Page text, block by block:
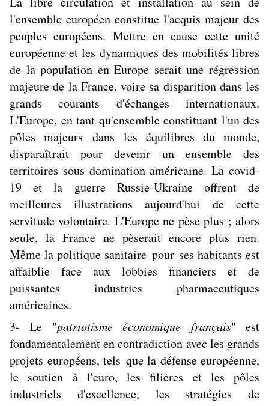
l'ensemble européen constitue l'acquis majeur des
peuples européens. Mettre en cause cette unité
européenne et les dynamiques des mobilités libres
de la population en Europe serait une régression
majeure de la France, voire sa disparition dans les
grands courants d'échanges internationaux.
L'Europe, en tant qu'ensemble constituant l'un des
pôles majeurs dans les équilibres du monde,
disparaîtrait pour devenir un ensemble des
territoires sous domination américaine. La covid-
19 et la guerre Russie-Ukraine offrent de
meilleures illustrations aujourd'hui de cette
servitude volontaire. L'Europe ne pèse plus ; alors
seule, la France ne pèserait encore plus rien.
Même la politique sanitaire pour ses habitants est
affaiblie face aux lobbies financiers et de
puissantes industries pharmaceutiques
américaines.
3- Le "patriotisme économique français" est
fondamentalement en contradiction avec les grands
projets européens, tels que la défense européenne,
le soutien à l'euro, les filières et les pôles
industriels d'excellence, les stratégies de